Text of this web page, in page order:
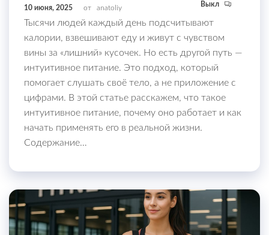
10 июня, 2025 от anatoliy Выкл
Тысячи людей каждый день подсчитывают
калории, взвешивают еду и живут с чувством
вины за «лишний» кусочек. Но есть другой путь —
интуитивное питание. Это подход, который
помогает слушать своё тело, а не приложение с
цифрами. В этой статье расскажем, что такое
интуитивное питание, почему оно работает и как
начать применять его в реальной жизни.
Содержание…